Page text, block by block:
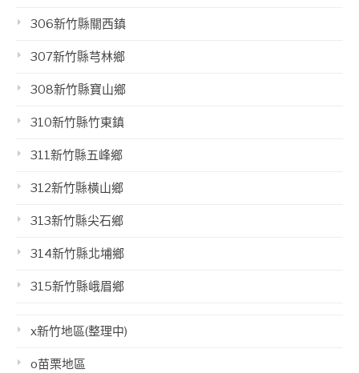
306新竹縣關西鎮
307新竹縣芎林鄉
308新竹縣寶山鄉
310新竹縣竹東鎮
311新竹縣五峰鄉
312新竹縣橫山鄉
313新竹縣尖石鄉
314新竹縣北埔鄉
315新竹縣峨眉鄉
x新竹地區(整理中)
o苗栗地區